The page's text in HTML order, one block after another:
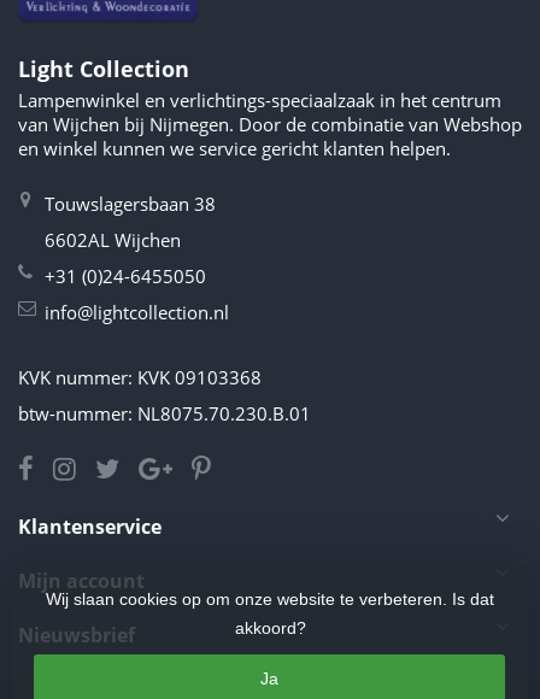
Light Collection
Lampenwinkel en verlichtings-speciaalzaak in het centrum
van Wijchen bij Nijmegen. Door de combinatie van Webshop
en winkel kunnen we service gericht klanten helpen.
Touwslagersbaan 38
6602AL Wijchen
+31 (0)24-6455050
info@lightcollection.nl
KVK nummer: KVK 09103368
btw-nummer: NL8075.70.230.B.01
Klantenservice
Mijn account
Nieuwsbrief
Wij slaan cookies op om onze website te verbeteren. Is dat
akkoord?
Ja